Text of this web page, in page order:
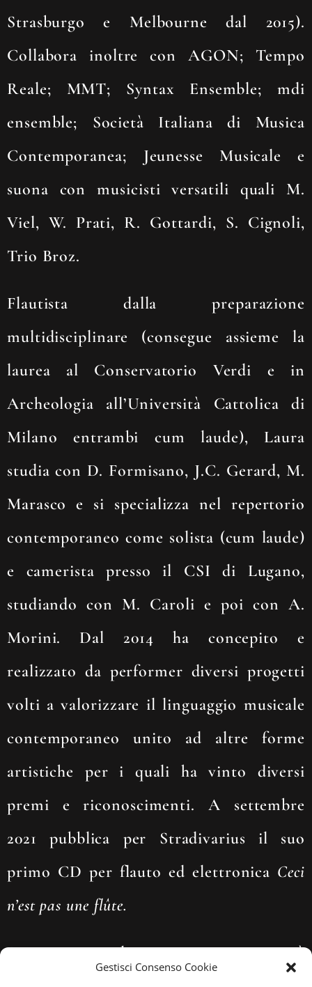
Gestisci Consenso Cookie
Strasburgo e Melbourne dal 2015).
Collabora inoltre con AGON; Tempo
Reale; MMT; Syntax Ensemble; mdi
ensemble; Società Italiana di Musica
Contemporanea; Jeunesse Musicale e
suona con musicisti versatili quali M.
Viel, W. Prati, R. Gottardi, S. Cignoli,
Trio Broz.
Flautista dalla preparazione
multidisciplinare (consegue assieme la
laurea al Conservatorio Verdi e in
Archeologia all’Università Cattolica di
Milano entrambi cum laude), Laura
studia con D. Formisano, J.C. Gerard, M.
Marasco e si specializza nel repertorio
contemporaneo come solista (cum laude)
e camerista presso il CSI di Lugano,
studiando con M. Caroli e poi con A.
Morini. Dal 2014 ha concepito e
realizzato da performer diversi progetti
volti a valorizzare il linguaggio musicale
contemporaneo unito ad altre forme
artistiche per i quali ha vinto diversi
premi e riconoscimenti. A settembre
2021 pubblica per Stradivarius il suo
primo CD per flauto ed elettronica Ceci
n’est pas une flûte.
Da anni svolge un’intensa attività